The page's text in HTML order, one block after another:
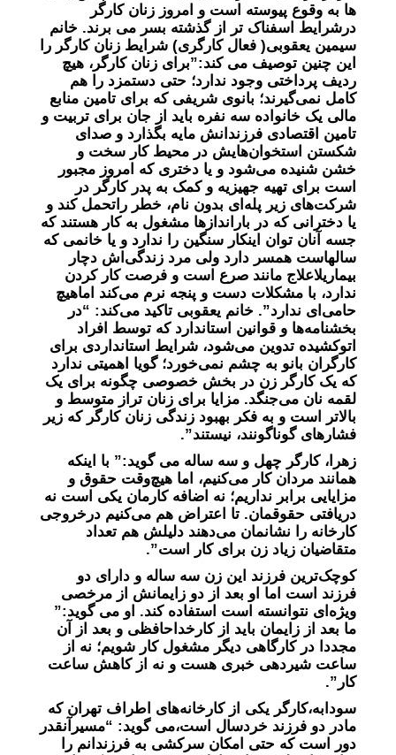
ها به وقوع پیوسته است و امروز زنان کارگر
درشرایط اسفناک تر از گذشته بسر می برند. خانم
سیمین یعقوبی( فعال کارگری) شرایط زنان کارگر را
این چنین توصیف می کند:”برای زنان کارگر، هیچ
ردیف پرداختی وجود ندارد؛ حتی دستمزد را هم
کامل نمی‌گیرند؛ بانوی شریفی که برای تامین منابع
مالی یک خانواده سه نفره باید از جان برای تربیت و
تامین اقتصادی فرزندانش مایه بگذارد و صدای
شکستن استخوان‌هایش در محیط کار سخت و
خشن شنیده می‌شود و یا دختری که امروز مجبور
است برای تهیه جهیزیه و کمک به پدر کارگر در
شرکت‌های زیر پله‌ای بدون نام، خطر راتحمل کند و
یا دخترانی که در باراندازها مشغول به کار هستند که
جسه آنان توان اینکار سنگین را ندارد و یا خانمی که
سالهاست همسر دارد ولی مرد زندگی‌اش دچار
بیماریلاعلاج مانند صرع است و فرصت کار کردن
ندارد، با مشکلات دست و پنجه نرم می‌کند اماهیچ
حامی‌ای ندارد”. خانم یعقوبی تاکید می‌کند: “در
بخشنامه‌ها و قوانین استاندارد که توسط افراد
اتوکشیده تدوین می‌شود، شرایط استانداردی برای
کارگران بانو به چشم نمی‌خورد؛ گویا اهمیتی ندارد
که یک کارگر زن در بخش خصوصی چگونه برای یک
لقمه نان می‌جنگد. مزایا برای زنان تراز متوسط و
بالاتر است و به فکر بهبود زندگی زنان کارگر که زیر
فشارهای گوناگونند، نیستند”.
زهرا، کارگر چهل و سه ساله می گوید:” با اینکه
همانند مردان کار می‌کنیم، اما هیچ‌وقت حقوق و
مزایایی برابر نداریم؛ نه اضافه کارمان یکی است نه
دریافتی حقوقمان. تا اعتراض هم می‌کنیم درخروجی
کارخانه را نشانمان می‌دهند دلیلش هم تعداد
متقاضیان زیاد زن برای کار است”.
کوچک‌ترین فرزند این زن سه ساله و دارای دو
فرزند است اما او بعد از دو زایمانش از مرخصی
ویژه‌ای نتوانسته است استفاده کند. او می گوید:”
ما بعد از زایمان باید از کارخداحافظی و بعد از آن
مجددا در کارگاهی دیگر مشغول کار شویم؛ نه از
ساعت شیردهی خبری هست و نه از کاهش ساعت
کار”.
سودابه،کارگر یکی از کارخانه‌های اطراف تهران که
مادر دو فرزند خردسال است،می گوید: “مسیرآنقدر
دور است که حتی امکان سرکشی به فرزندانم را